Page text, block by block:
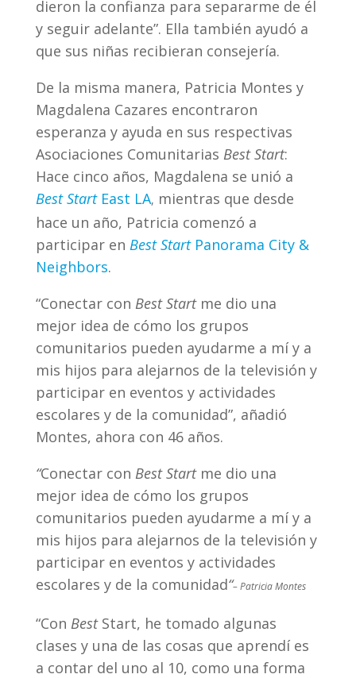
dieron la confianza para separarme de él
y seguir adelante”. Ella también ayudó a
que sus niñas recibieran consejería.
De la misma manera, Patricia Montes y
Magdalena Cazares encontraron
esperanza y ayuda en sus respectivas
Asociaciones Comunitarias Best Start:
Hace cinco años, Magdalena se unió a
Best StartEast LA, mientras que desde
hace un año, Patricia comenzó a
participar en Best StartPanorama City &
Neighbors.
“Conectar con Best Startme dio una
mejor idea de cómo los grupos
comunitarios pueden ayudarme a mí y a
mis hijos para alejarnos de la televisión y
participar en eventos y actividades
escolares y de la comunidad”, añadió
Montes, ahora con 46 años.
“Conectar con Best Startme dio una
mejor idea de cómo los grupos
comunitarios pueden ayudarme a mí y a
mis hijos para alejarnos de la televisión y
participar en eventos y actividades
escolares y de la comunidad“– Patricia Montes
“Con Best Start, he tomado algunas
clases y una de las cosas que aprendí es
a contar del uno al 10, como una forma